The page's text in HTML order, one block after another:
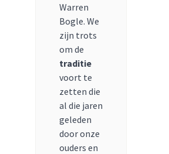
Warren
Bogle. We
zijn trots
om de
traditie
voort te
zetten die
al die jaren
geleden
door onze
ouders en